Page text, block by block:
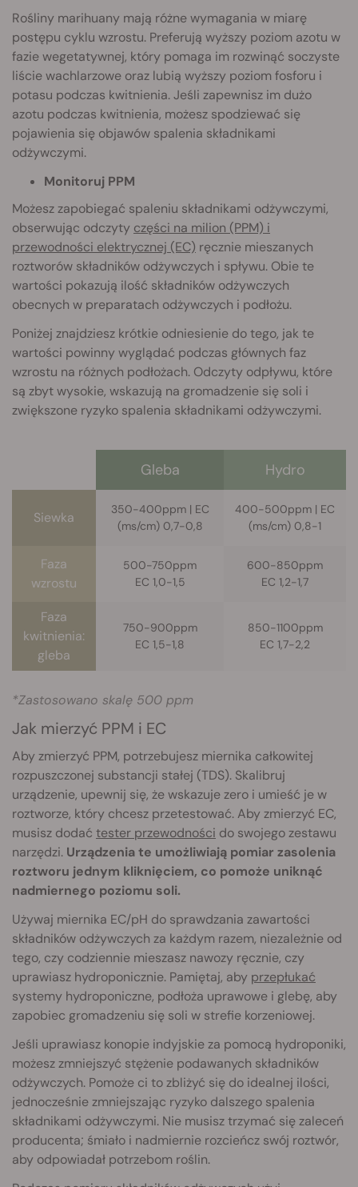
Rośliny marihuany mają różne wymagania w miarę
postępu cyklu wzrostu. Preferują wyższy poziom azotu w
fazie wegetatywnej, który pomaga im rozwinąć soczyste
liście wachlarzowe oraz lubią wyższy poziom fosforu i
potasu podczas kwitnienia. Jeśli zapewnisz im dużo
azotu podczas kwitnienia, możesz spodziewać się
pojawienia się objawów spalenia składnikami
odżywczymi.
Monitoruj PPM
Możesz zapobiegać spaleniu składnikami odżywczymi,
obserwując odczyty części na milion (PPM) i
przewodności elektrycznej (EC) ręcznie mieszanych
roztworów składników odżywczych i spływu. Obie te
wartości pokazują ilość składników odżywczych
obecnych w preparatach odżywczych i podłożu.
Poniżej znajdziesz krótkie odniesienie do tego, jak te
wartości powinny wyglądać podczas głównych faz
wzrostu na różnych podłożach. Odczyty odpływu, które
są zbyt wysokie, wskazują na gromadzenie się soli i
zwiększone ryzyko spalenia składnikami odżywczymi.
Gleba Hydro
Siewka
350-400ppm | EC
(ms/cm) 0,7-0,8
400-500ppm | EC
(ms/cm) 0,8-1
Faza
wzrostu
500-750ppm
EC 1,0-1,5
600-850ppm
EC 1,2-1,7
Faza
kwitnienia:
gleba
750-900ppm
EC 1,5-1,8
850-1100ppm
EC 1,7-2,2
*Zastosowano skalę 500 ppm
Jak mierzyć PPM i EC
Aby zmierzyć PPM, potrzebujesz miernika całkowitej
rozpuszczonej substancji stałej (TDS). Skalibruj
urządzenie, upewnij się, że wskazuje zero i umieść je w
roztworze, który chcesz przetestować. Aby zmierzyć EC,
musisz dodać tester przewodności do swojego zestawu
narzędzi. Urządzenia te umożliwiają pomiar zasolenia
roztworu jednym kliknięciem, co pomoże uniknąć
nadmiernego poziomu soli.
Używaj miernika EC/pH do sprawdzania zawartości
składników odżywczych za każdym razem, niezależnie od
tego, czy codziennie mieszasz nawozy ręcznie, czy
uprawiasz hydroponicznie. Pamiętaj, aby przepłukać
systemy hydroponiczne, podłoża uprawowe i glebę, aby
zapobiec gromadzeniu się soli w strefie korzeniowej.
Jeśli uprawiasz konopie indyjskie za pomocą hydroponiki,
możesz zmniejszyć stężenie podawanych składników
odżywczych. Pomoże ci to zbliżyć się do idealnej ilości,
jednocześnie zmniejszając ryzyko dalszego spalenia
składnikami odżywczymi. Nie musisz trzymać się zaleceń
producenta; śmiało i nadmiernie rozcieńcz swój roztwór,
aby odpowiadał potrzebom roślin.